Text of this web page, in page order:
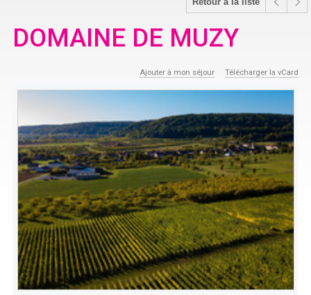
Retour à la liste
DOMAINE DE MUZY
Ajouter à mon séjour Télécharger la vCard